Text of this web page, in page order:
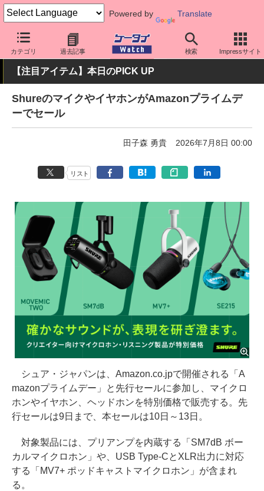
Powered by Translate
カテゴリ 過去記事 検索 Impressサイト
ケータイ Watch 周辺機器/アクセサリー
【注目アイテム】本日のPICK UP
ShureのマイクやイヤホンがAmazonプライムデ
ーでセール
田子森 勇貴 2026年7月8日 00:00
リスト
シュア・ジャパンは、Amazon.co.jpで開催される「A
mazonプライムデー」と先行セールに参加し、マイクロ
ホンやイヤホン、ヘッドホンを特別価格で販売する。先
行セールは9日まで、本セールは10日～13日。
対象製品には、プリアンプを内蔵する「SM7dB ボー
カルマイクロホン」や、USB Type-CとXLR出力に対応
する「MV7+ ポッドキャストマイクロホン」が含まれ
る。